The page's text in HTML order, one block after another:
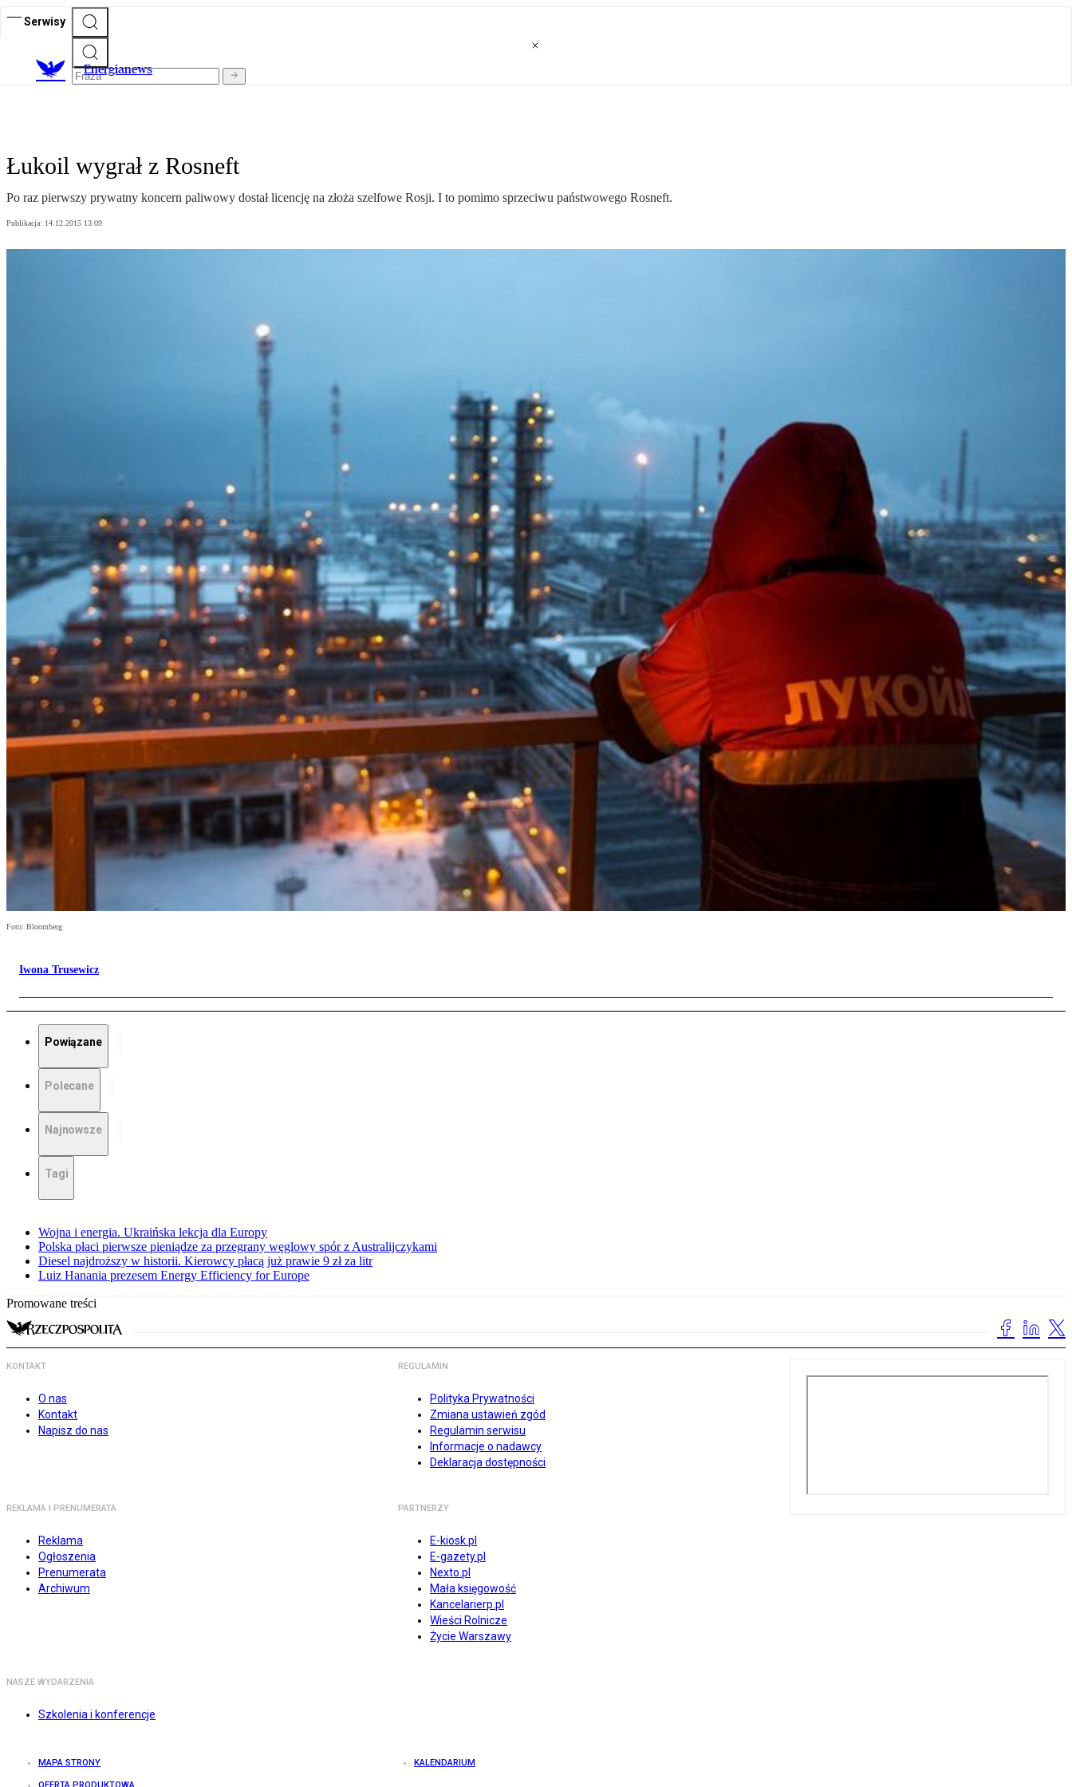
Serwisy
Energianews
Łukoil wygrał z Rosneft
Po raz pierwszy prywatny koncern paliwowy dostał licencję na złoża szelfowe Rosji. I to pomimo sprzeciwu państwowego Rosneft.
Publikacja: 14.12.2015 13:09
Foto: Bloomberg
Iwona Trusewicz
Powiązane
Polecane
Najnowsze
Tagi
Wojna i energia. Ukraińska lekcja dla Europy
Polska płaci pierwsze pieniądze za przegrany węglowy spór z Australijczykami
Diesel najdroższy w historii. Kierowcy płacą już prawie 9 zł za litr
Luiz Hanania prezesem Energy Efficiency for Europe
Promowane treści
KONTAKT
O nas
Kontakt
Napisz do nas
REGULAMIN
Polityka Prywatności
Zmiana ustawień zgód
Regulamin serwisu
Informacje o nadawcy
Deklaracja dostępności
REKLAMA I PRENUMERATA
Reklama
Ogłoszenia
Prenumerata
Archiwum
PARTNERZY
E-kiosk.pl
E-gazety.pl
Nexto.pl
Mała księgowość
Kancelarierp.pl
Wieści Rolnicze
Życie Warszawy
NASZE WYDARZENIA
Szkolenia i konferencje
MAPA STRONY KALENDARIUM